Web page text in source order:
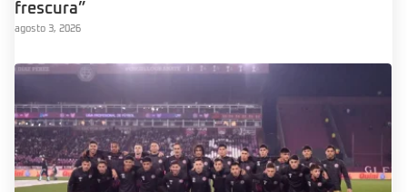
frescura”
agosto 3, 2026